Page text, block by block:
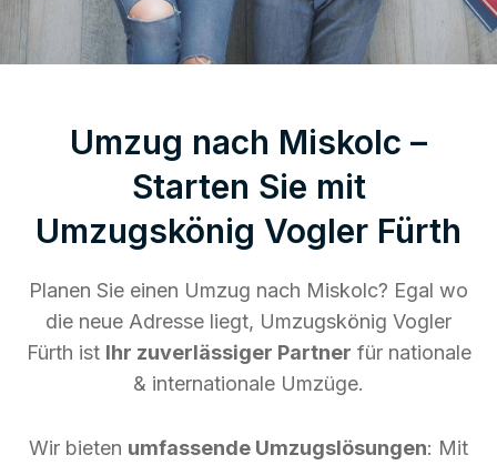
Umzug nach Miskolc –
Starten Sie mit
Umzugskönig Vogler Fürth
Planen Sie einen Umzug nach Miskolc? Egal wo
die neue Adresse liegt, Umzugskönig Vogler
Fürth ist Ihr zuverlässiger Partner für nationale
& internationale Umzüge.
Wir bieten umfassende Umzugslösungen: Mit